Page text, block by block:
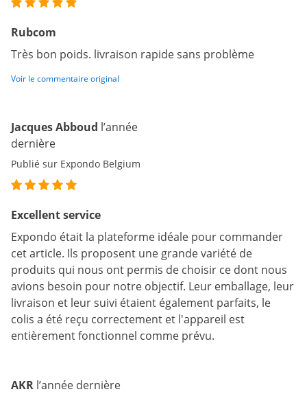
Rubcom
Très bon poids. livraison rapide sans problème
Voir le commentaire original
Jacques Abboud l’année
dernière
Publié sur Expondo Belgium
Excellent service
Expondo était la plateforme idéale pour commander
cet article. Ils proposent une grande variété de
produits qui nous ont permis de choisir ce dont nous
avions besoin pour notre objectif. Leur emballage, leur
livraison et leur suivi étaient également parfaits, le
colis a été reçu correctement et l'appareil est
entièrement fonctionnel comme prévu.
AKR l’année dernière